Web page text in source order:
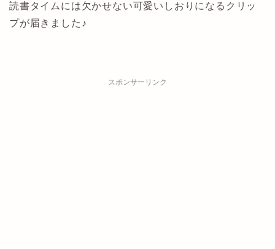
読書タイムには欠かせない可愛いしおりになるクリッ
プが届きました♪
スポンサーリンク